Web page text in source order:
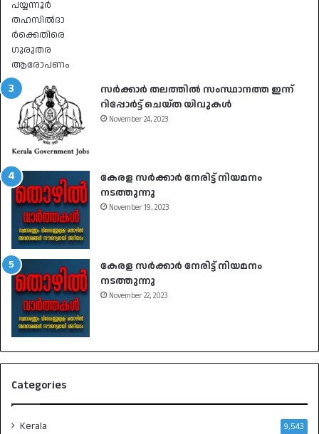
സർക്കാർ തലത്തിൽ സംസ്ഥാനത്ത ഇന്ന്
റിപ്പോർട്ട് ചെയ്ത യിവുകൾ
November 24, 2023
കേരള സർക്കാർ നേരിട്ട് നിയമനം
നടത്തുന്നു
November 19, 2023
കേരള സർക്കാർ നേരിട്ട് നിയമനം
നടത്തുന്നു
November 22, 2023
Categories
Kerala 9,543